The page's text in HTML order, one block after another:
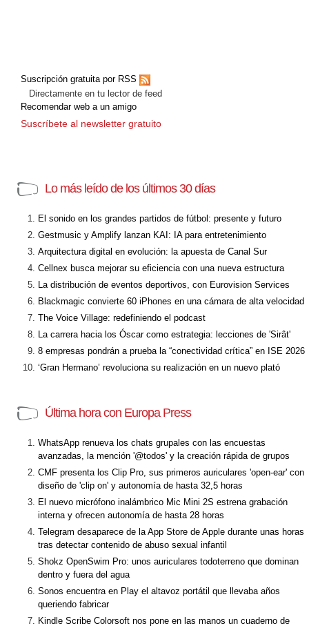
Suscripción gratuita por RSS
Directamente en tu lector de feed
Recomendar web a un amigo
Suscríbete al newsletter gratuito
Lo más leído de los últimos 30 días
El sonido en los grandes partidos de fútbol: presente y futuro
Gestmusic y Amplify lanzan KAI: IA para entretenimiento
Arquitectura digital en evolución: la apuesta de Canal Sur
Cellnex busca mejorar su eficiencia con una nueva estructura
La distribución de eventos deportivos, con Eurovision Services
Blackmagic convierte 60 iPhones en una cámara de alta velocidad
The Voice Village: redefiniendo el podcast
La carrera hacia los Óscar como estrategia: lecciones de 'Sirât'
8 empresas pondrán a prueba la “conectividad crítica” en ISE 2026
‘Gran Hermano’ revoluciona su realización en un nuevo plató
Última hora con Europa Press
WhatsApp renueva los chats grupales con las encuestas
avanzadas, la mención '@todos' y la creación rápida de grupos
CMF presenta los Clip Pro, sus primeros auriculares 'open-ear' con
diseño de 'clip on' y autonomía de hasta 32,5 horas
El nuevo micrófono inalámbrico Mic Mini 2S estrena grabación
interna y ofrecen autonomía de hasta 28 horas
Telegram desaparece de la App Store de Apple durante unas horas
tras detectar contenido de abuso sexual infantil
Shokz OpenSwim Pro: unos auriculares todoterreno que dominan
dentro y fuera del agua
Sonos encuentra en Play el altavoz portátil que llevaba años
queriendo fabricar
Kindle Scribe Colorsoft nos pone en las manos un cuaderno de